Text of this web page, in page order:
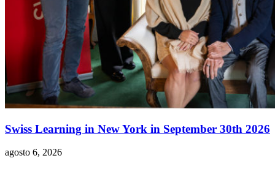
Swiss Learning in New York in September 30th 2026
agosto 6, 2026